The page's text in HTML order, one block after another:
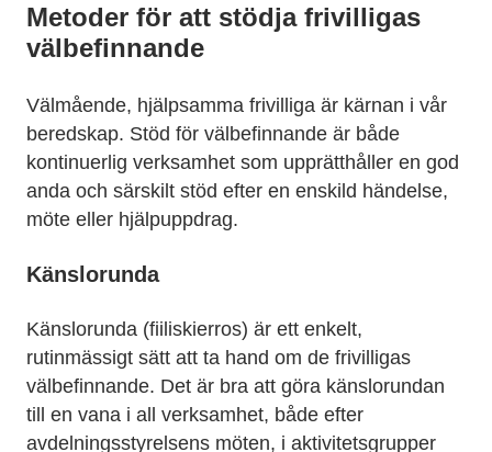
Metoder för att stödja frivilligas
välbefinnande
Välmående, hjälpsamma frivilliga är kärnan i vår
beredskap. Stöd för välbefinnande är både
kontinuerlig verksamhet som upprätthåller en god
anda och särskilt stöd efter en enskild händelse,
möte eller hjälpuppdrag.
Känslorunda
Känslorunda (fiiliskierros) är ett enkelt,
rutinmässigt sätt att ta hand om de frivilligas
välbefinnande. Det är bra att göra känslorundan
till en vana i all verksamhet, både efter
avdelningsstyrelsens möten, i aktivitetsgrupper